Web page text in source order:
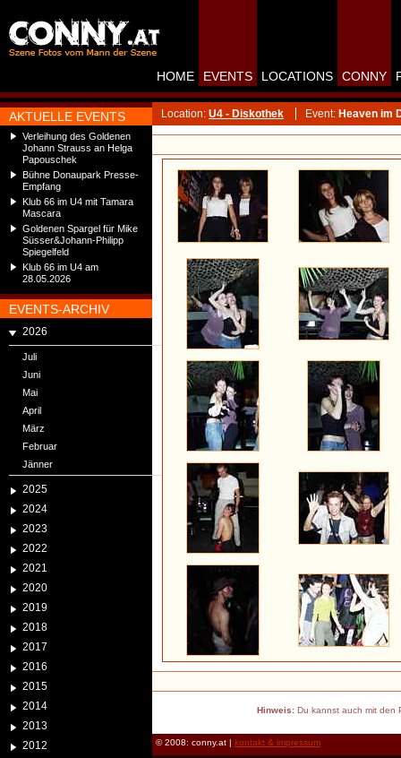
AKTUELLE EVENTS
Verleihung des Goldenen
Johann Strauss an Helga
Papouschek
Bühne Donaupark Presse-
Empfang
Klub 66 im U4 mit Tamara
Mascara
Goldenen Spargel für Mike
Süsser&Johann-Philipp
Spiegelfeld
Klub 66 im U4 am
28.05.2026
EVENTS-ARCHIV
2026
Juli
Juni
Mai
April
März
Februar
Jänner
2025
2024
2023
2022
2021
2020
2019
2018
2017
2016
2015
2014
2013
2012
HOME EVENTS LOCATIONS CONNY
Location: U4 - Diskothek Event: Heaven im
Hinweis:Du kannst auch mit den
© 2008: conny.at | kontakt & impressum